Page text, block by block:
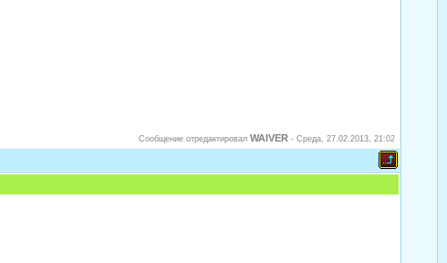
Сообщение отредактировал WAIVER - Среда, 27.02.2013, 21:02